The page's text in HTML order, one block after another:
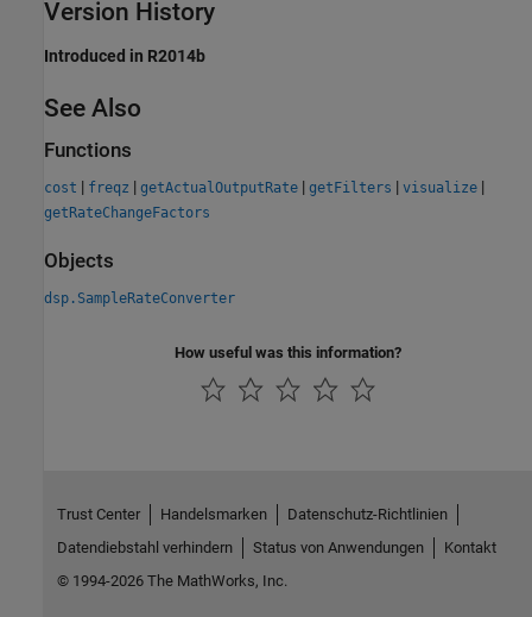
Version History
Introduced in R2014b
See Also
Functions
cost | freqz | getActualOutputRate | getFilters | visualize |
getRateChangeFactors
Objects
dsp.SampleRateConverter
How useful was this information?
Trust Center Handelsmarken
Datenschutz-Richtlinien
Datendiebstahl verhindern
Status von Anwendungen
Kontakt
© 1994-2026 The MathWorks, Inc.